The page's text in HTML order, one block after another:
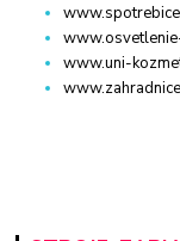
www.uni-